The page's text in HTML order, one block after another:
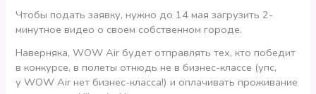
Чтобы подать заявку, нужно до 14 мая загрузить 2-
минутное видео о своем собственном городе.
Наверняка, WOW Air будет отправлять тех, кто победит
в конкурсе, в полеты отнюдь не в бизнес-классе (упс,
у WOW Air нет бизнес-класса!) и оплачивать проживание